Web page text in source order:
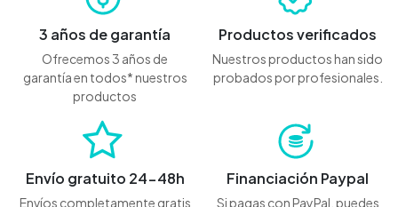
3 años de garantía
Ofrecemos 3 años de
garantía en todos* nuestros
productos
Productos verificados
Nuestros productos han sido
probados por profesionales.
Envío gratuito 24-48h
Envíos completamente gratis
Financiación Paypal
Si pagas con PayPal, puedes